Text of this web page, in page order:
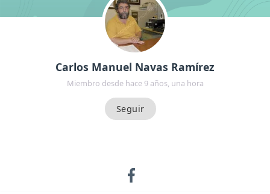
Carlos Manuel Navas Ramírez
Miembro desde hace 9 años, una hora